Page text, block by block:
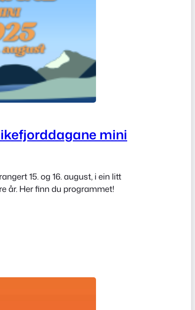
mini
15. og 16. august, i ein litt
år. Her finn du programmet!